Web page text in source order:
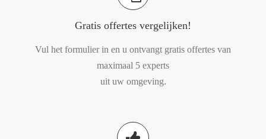
Gratis offertes vergelijken!
Vul het formulier in en u ontvangt gratis offertes van
maximaal 5 experts
uit uw omgeving.